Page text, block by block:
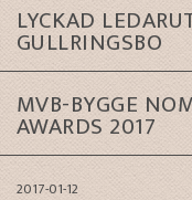
LYCKAD
GULLRINGSBO
MVB-BYGGE
AWARDS 2017
2017-01-12